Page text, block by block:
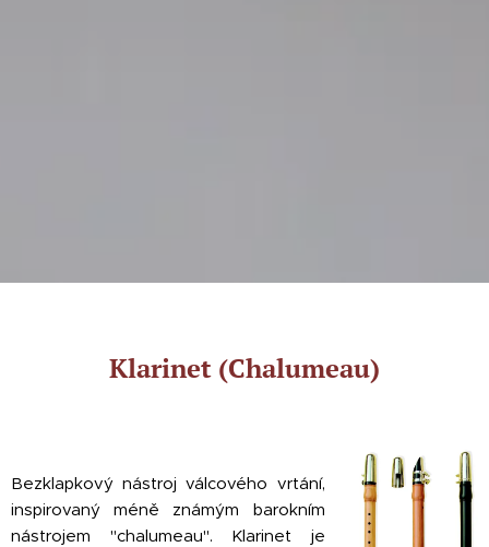
Klarinet (Chalumeau)
Bezklapkový nástroj válcového vrtání,
inspirovaný méně známým barokním
nástrojem "chalumeau". Klarinet je